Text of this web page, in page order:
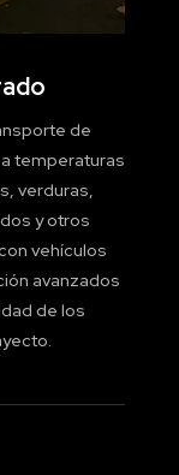
de
temperaturas
verduras,
y otros
vehículos
avanzados
de los